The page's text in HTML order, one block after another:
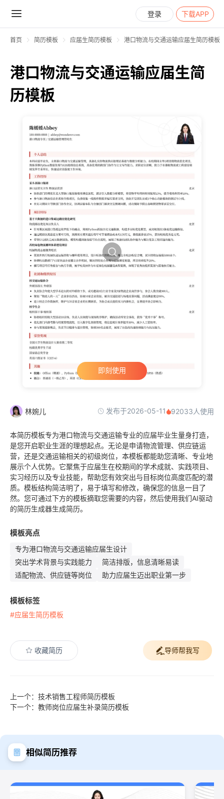
登录 下载APP
首页 简历模板 应届生简历模板 港口物流与交通运输应届生简历模板
港口物流与交通运输应届生简
历模板
即刻使用
林婉儿 发布于2026-05-11 92033人使用
本简历模板专为港口物流与交通运输专业的应届毕业生量身打造，
是您开启职业生涯的理想起点。无论是申请物流管理、供应链运
营，还是交通运输相关的初级岗位，本模板都能助您清晰、专业地
展示个人优势。它聚焦于应届生在校期间的学术成就、实践项目、
实习经历以及专业技能，帮助您有效突出与目标岗位高度匹配的潜
质。模板结构简洁明了，易于填写和修改，确保您的信息一目了
然。您可通过下方的模板摘取您需要的内容，然后使用我们AI驱动
的简历生成器生成简历。
模板亮点
专为港口物流与交通运输应届生设计
突出学术背景与实践能力
简洁排版，信息清晰易读
适配物流、供应链等岗位
助力应届生迈出职业第一步
模板标签
#应届生简历模板
收藏简历 导师帮我写
上一个：技术销售工程师简历模板
下一个：教师岗位应届生补录简历模板
相似简历推荐